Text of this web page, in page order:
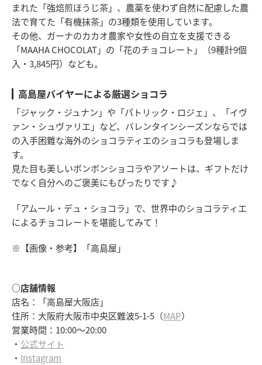
まれた「強焙煎ほうじ茶」、農薬を使わず自然に配慮した農
法で育てた「有機抹茶」の3種類を使用しています。
その他、ガーナのカカオ農家や女性の自立を支援できる
「MAAHA CHOCOLAT」の「花のチョコレート」（9種計9個
入・3,845円）なども。
高島屋バイヤーによる厳選ショコラ
「ジャック・ジュナン」や「パトリック・ロジェ」、「イヴ
ァン・シュヴァリエ」など、バレンタインシーズンならでは
の入手困難な海外のショコラティエのショコラも登場しま
す。
見た目も美しいボンボンショコラやアソートは、ギフトだけ
でなく自分へのご褒美にもぴったりです♪
「アムール・デュ・ショコラ」で、世界中のショコラティエ
によるチョコレートを堪能してみて！
※【画像・参考】「高島屋」
○店舗情報
店名：「高島屋大阪店」
住所：大阪府大阪市中央区難波5-1-5（MAP）
営業時間：10:00～20:00
・ 公式サイト
・ Instagram